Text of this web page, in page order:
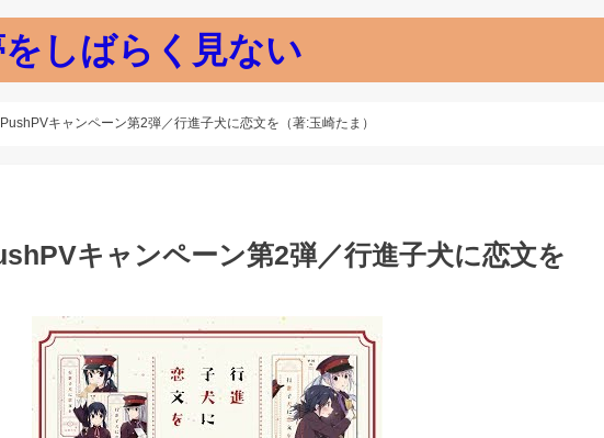
しばらく見ない
キャンペーン第2弾／行進子犬に恋文を（著:玉崎たま）
キャンペーン第2弾／行進子犬に恋文を